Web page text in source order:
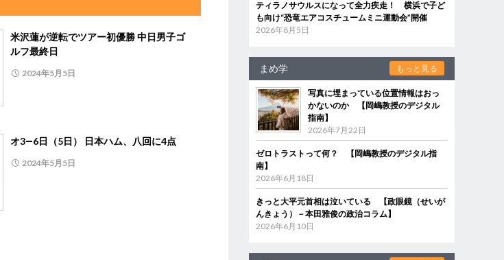
米沢蓮が逆転でツアー初優勝 中日男子ゴ
ルフ最終日
2024年5月5日
オ3―6日（5日） 日本ハム、八回に4点
2024年5月5日
ティラノサウルスになって全力疾走！ 横浜で子ど
も向け“恐竜エアコスチュームミニ運動会”開催
2026年8月5日
まめ学 もっと見る
写真に埋まっている位置情報はおっ
かないのか 【岡嶋教授のデジタル
指南】
2026年7月22日
ゼロトラストって何？ 【岡嶋教授のデジタル指
南】
2026年6月18日
きっと大平元首相は泣いている 【政眼鏡（せいが
んきょう）－本田雅俊の政治コラム】
2026年6月10日